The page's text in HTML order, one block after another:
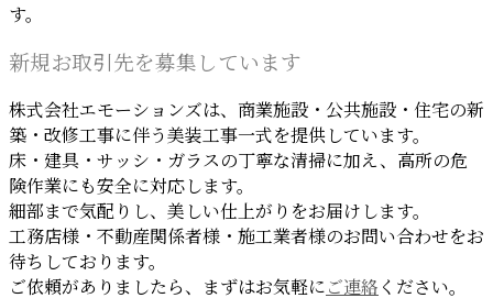
す。
新規お取引先を募集しています
株式会社エモーションズは、商業施設・公共施設・住宅の新
築・改修工事に伴う美装工事一式を提供しています。
床・建具・サッシ・ガラスの丁寧な清掃に加え、高所の危
険作業にも安全に対応します。
細部まで気配りし、美しい仕上がりをお届けします。
工務店様・不動産関係者様・施工業者様のお問い合わせをお
待ちしております。
ご依頼がありましたら、まずはお気軽に ご連絡 ください。